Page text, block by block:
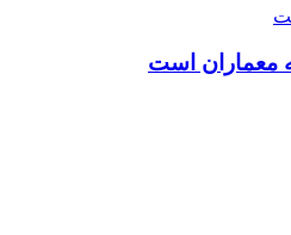
معماران است